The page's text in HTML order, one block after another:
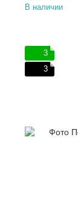
В наличии
3
3